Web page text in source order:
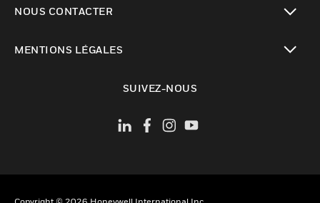
NOUS CONTACTER
MENTIONS LÉGALES
SUIVEZ-NOUS